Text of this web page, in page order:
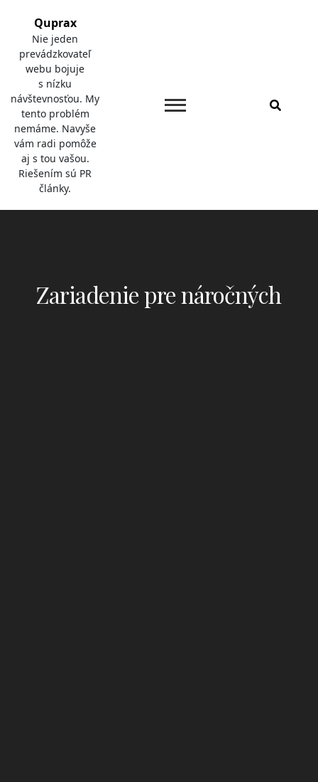
content
Quprax
Nie jeden
prevádzkovateľ
webu bojuje
s nízku
návštevnosťou. My
tento problém
nemáme. Navyše
vám radi pomôže
aj s tou vašou.
Riešením sú PR
články.
Zariadenie pre náročných